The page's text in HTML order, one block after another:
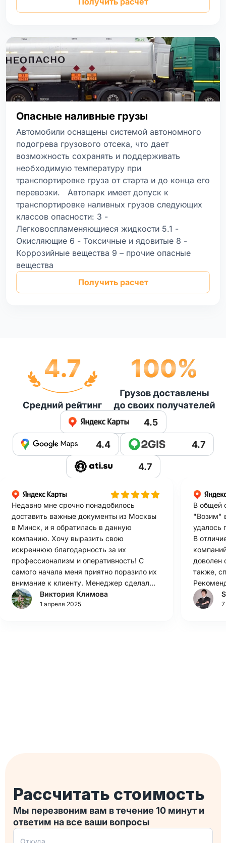
Опасные наливные грузы
Автомобили оснащены системой автономного
подогрева грузового отсека, что дает
возможность сохранять и поддерживать
необходимую температуру при
транспортировке груза от старта и до конца его
перевозки. Автопарк имеет допуск к
транспортировке наливных грузов следующих
классов опасности: 3 -
Легковоспламеняющиеся жидкости 5.1 -
Окисляющие 6 - Токсичные и ядовитые 8 -
Коррозийные вещества 9 – прочие опасные
вещества
Получить расчет
4.5
4.4 4.7
4.7
Недавно мне срочно понадобилось
доставить важные документы из Москвы
в Минск, и я обратилась в данную
компанию. Хочу выразить свою
искреннюю благодарность за их
профессионализм и оперативность! С
самого начала меня приятно поразило их
внимание к клиенту. Менеджер сделал
все возможное, чтобы помочь
организовать доставку в кратчайшие
Виктория Климова
1 апреля 2025
В общей
"Возим"
удалось
В
доволен
также,
Рассчитать стоимость
Мы перезвоним вам в течение 10 минут и
ответим на все ваши вопросы